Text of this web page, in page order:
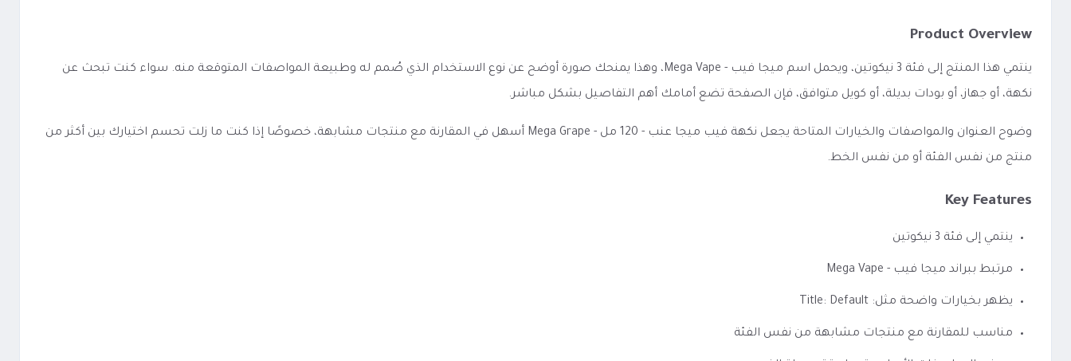
Product Overview
ينتمي هذا المنتج إلى فئة 3 نيكوتين، ويحمل اسم ميجا فيب - Mega Vape، وهذا يمنحك صورة أوضح عن نوع الاستخدام الذي صُمم له وطبيعة المواصفات المتوقعة منه. سواء كنت تبحث عن
نكهة، أو جهاز، أو بودات بديلة، أو كويل متوافق، فإن الصفحة تضع أمامك أهم التفاصيل بشكل مباشر.
وضوح العنوان والمواصفات والخيارات المتاحة يجعل نكهة فيب ميجا عنب - 120 مل - Mega Grape أسهل في المقارنة مع منتجات مشابهة، خصوصًا إذا كنت ما زلت تحسم اختيارك بين أكثر من
منتج من نفس الفئة أو من نفس الخط.
Key Features
ينتمي إلى فئة 3 نيكوتين
مرتبط ببراند ميجا فيب - Mega Vape
يظهر بخيارات واضحة مثل: Title: Default
مناسب للمقارنة مع منتجات مشابهة من نفس الفئة